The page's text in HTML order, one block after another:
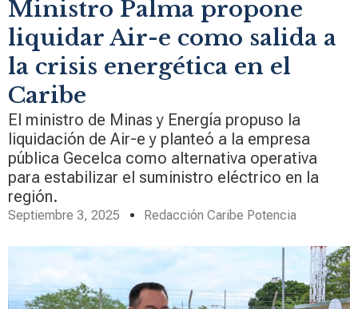
Ministro Palma propone
liquidar Air-e como salida a
la crisis energética en el
Caribe
El ministro de Minas y Energía propuso la
liquidación de Air-e y planteó a la empresa
pública Gecelca como alternativa operativa
para estabilizar el suministro eléctrico en la
región.
Septiembre 3, 2025 Redacción Caribe Potencia